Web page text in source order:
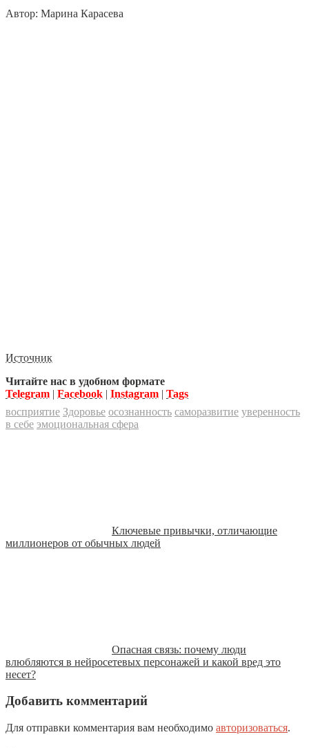
Автор: Марина Карасева
Источник
Читайте нас в удобном формате
Telegram | Facebook | Instagram | Tags
восприятие Здоровье осознанность саморазвитие уверенность
в себе эмоциональная сфера
Ключевые привычки, отличающие
миллионеров от обычных людей
Опасная связь: почему люди
влюбляются в нейросетевых персонажей и какой вред это
несет?
Добавить комментарий
Для отправки комментария вам необходимо авторизоваться.